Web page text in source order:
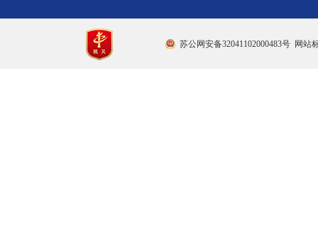
苏公网安备32041102000483号 网站